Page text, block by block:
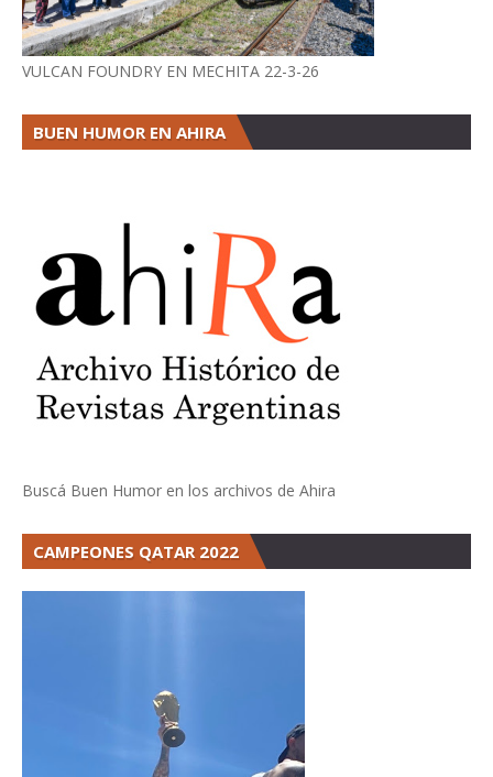
VULCAN FOUNDRY EN MECHITA 22-3-26
BUEN HUMOR EN AHIRA
Buscá Buen Humor en los archivos de Ahira
CAMPEONES QATAR 2022